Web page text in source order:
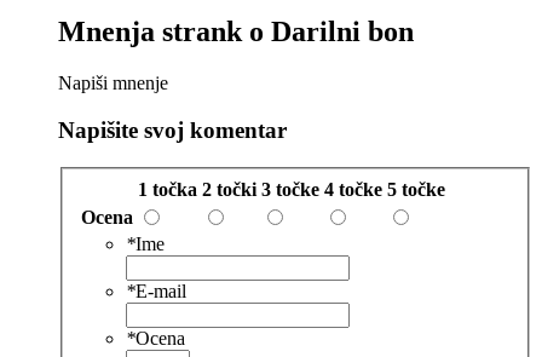
Mnenja strank o Darilni bon
Napiši mnenje
Napišite svoj komentar
1 točka 2 točki 3 točke 4 točke 5 točke
Ocena
*Ime
*E-mail
*Ocena